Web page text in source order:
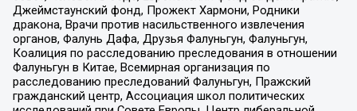
Джеймстаунский фонд, Прожект Хармони, Родники
дракона, Врачи против насильственного извлечения
органов, Фалунь Дафа, Друзья Фалуньгун, Фалуньгун,
Коалиция по расследованию преследования в отношении
Фалуньгун в Китае, Всемирная организация по
расследованию преследований Фалуньгун, Пражский
гражданский центр, Ассоциация школ политических